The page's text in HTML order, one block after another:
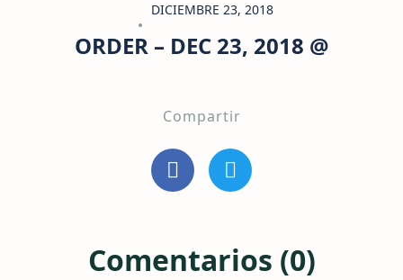
DICIEMBRE 23, 2018
ORDER – DEC 23, 2018 @
Compartir
Comentarios (0)